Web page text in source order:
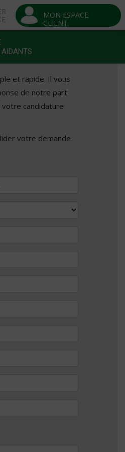
MON ESPACE
CLIENT
et rapide. Il vous
de notre part
candidature
votre demande